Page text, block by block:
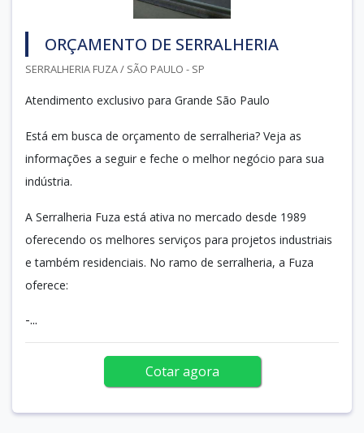
ORÇAMENTO DE SERRALHERIA
SERRALHERIA FUZA / SÃO PAULO - SP
Atendimento exclusivo para Grande São Paulo
Está em busca de orçamento de serralheria? Veja as
informações a seguir e feche o melhor negócio para sua
indústria.
A Serralheria Fuza está ativa no mercado desde 1989
oferecendo os melhores serviços para projetos industriais
e também residenciais. No ramo de serralheria, a Fuza
oferece:
-...
Cotar agora